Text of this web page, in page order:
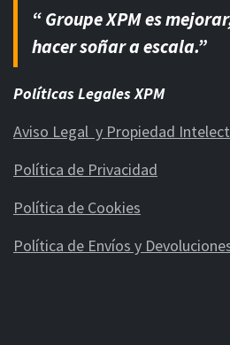
“ Groupe XPM es
hacer soñar a escala.”
Políticas Legales XPM
Aviso Legal y Propiedad
Política de Privacidad
Política de Cookies
Política de Envíos y